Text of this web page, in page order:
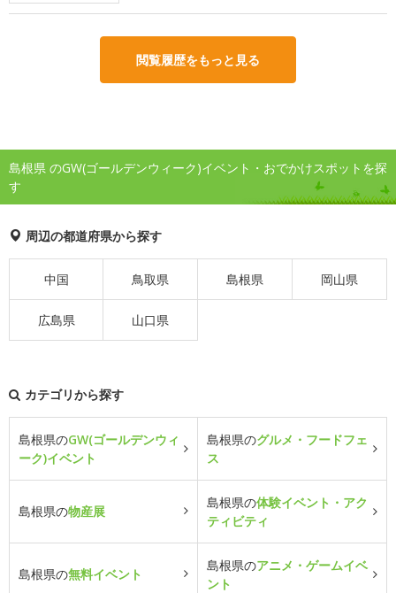
閲覧履歴をもっと見る
島根県 のGW(ゴールデンウィーク)イベント・おでかけスポットを探
す
周辺の都道府県から探す
中国 鳥取県 島根県 岡山県
広島県 山口県
カテゴリから探す
島根県のGW(ゴールデンウィ
ーク)イベント
島根県のグルメ・フードフェ
ス
島根県の物産展
島根県の体験イベント・アク
ティビティ
島根県の無料イベント
島根県のアニメ・ゲームイベ
ント